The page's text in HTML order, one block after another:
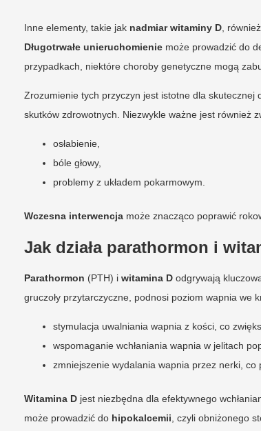
Inne elementy, takie jak nadmiar witaminy D ,
Długotrwałe unieruchomienie może prowadzić do
przypadkach, niektóre choroby genetyczne mogą
Zrozumienie tych przyczyn jest istotne dla
skutków zdrowotnych. Niezwykle ważne jest również
osłabienie,
bóle głowy,
problemy z układem pokarmowym.
Wczesna interwencja może znacząco poprawić
Jak działa parathormon i
Parathormon (PTH) i witamina D odgrywają
gruczoły przytarczyczne, podnosi poziom wapnia we
stymulacja uwalniania wapnia z kości, co
wspomaganie wchłaniania wapnia w jelitach
zmniejszenie wydalania wapnia przez nerki,
Witamina D jest niezbędna dla efektywnego
może prowadzić do hipokalcemii , czyli obniżonego